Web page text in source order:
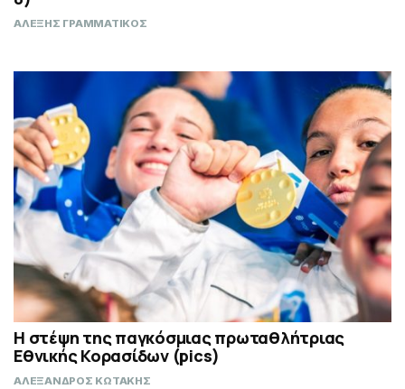
ΑΛΕΞΗΣ ΓΡΑΜΜΑΤΙΚΟΣ
Η στέψη της παγκόσμιας πρωταθλήτριας
Εθνικής Κορασίδων (pics)
ΑΛΕΞΑΝΔΡΟΣ ΚΩΤΑΚΗΣ